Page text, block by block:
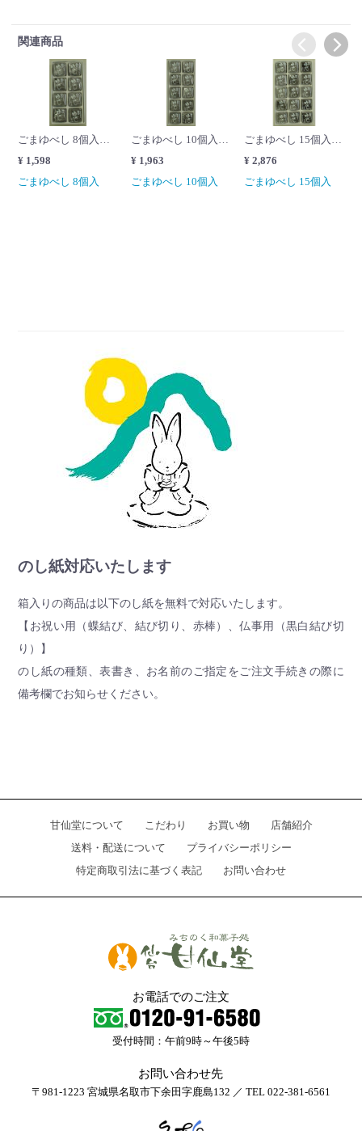
関連商品
¥ 1,598
ごまゆべし 8個入
¥ 1,963
ごまゆべし 10個入
¥ 2,876
ごまゆべし 15個入
のし紙対応いたします
箱入りの商品は以下のし紙を無料で対応いたします。
【お祝い用（蝶結び、結び切り、赤棒）、仏事用（黒白結び切
り）】
のし紙の種類、表書き、お名前のご指定をご注文手続きの際に
備考欄でお知らせください。
甘仙堂について こだわり お買い物
店舗紹介
送料・配送について
プライバシーポリシー
特定商取引法に基づく表記
お問い合わせ
お電話でのご注文
受付時間：午前9時～午後5時
お問い合わせ先
〒981-1223 宮城県名取市下余田字鹿島132 ／ TEL 022-381-6561